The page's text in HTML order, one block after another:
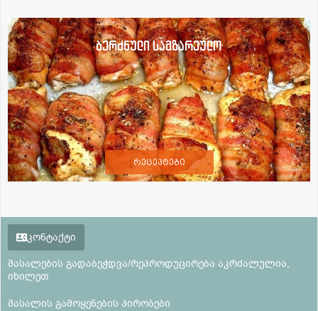
ბერძნული სამზარეულო
რეცეპტები
კონტაქტი
მასალების გადაბეჭდვა/რეპროდუცირება აკრძალულია,
იხილეთ
მასალის გამოყენების პირობები